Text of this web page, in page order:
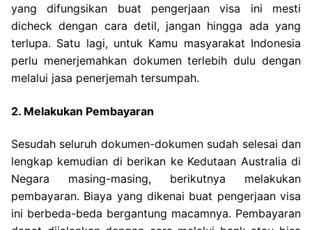
yang difungsikan buat pengerjaan visa ini mesti
dicheck dengan cara detil, jangan hingga ada yang
terlupa. Satu lagi, untuk Kamu masyarakat Indonesia
perlu menerjemahkan dokumen terlebih dulu dengan
melalui jasa penerjemah tersumpah.
2. Melakukan Pembayaran
Sesudah seluruh dokumen-dokumen sudah selesai dan
lengkap kemudian di berikan ke Kedutaan Australia di
Negara masing-masing, berikutnya melakukan
pembayaran. Biaya yang dikenai buat pengerjaan visa
ini berbeda-beda bergantung macamnya. Pembayaran